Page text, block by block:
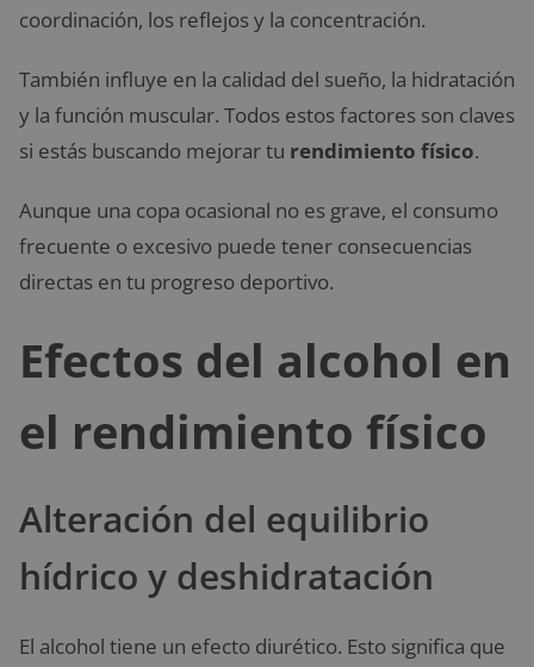
coordinación, los reflejos y la concentración.
También influye en la calidad del sueño, la hidratación
y la función muscular. Todos estos factores son claves
si estás buscando mejorar tu rendimiento físico.
Aunque una copa ocasional no es grave, el consumo
frecuente o excesivo puede tener consecuencias
directas en tu progreso deportivo.
Efectos del alcohol en
el rendimiento físico
Alteración del equilibrio
hídrico y deshidratación
El alcohol tiene un efecto diurético. Esto significa que